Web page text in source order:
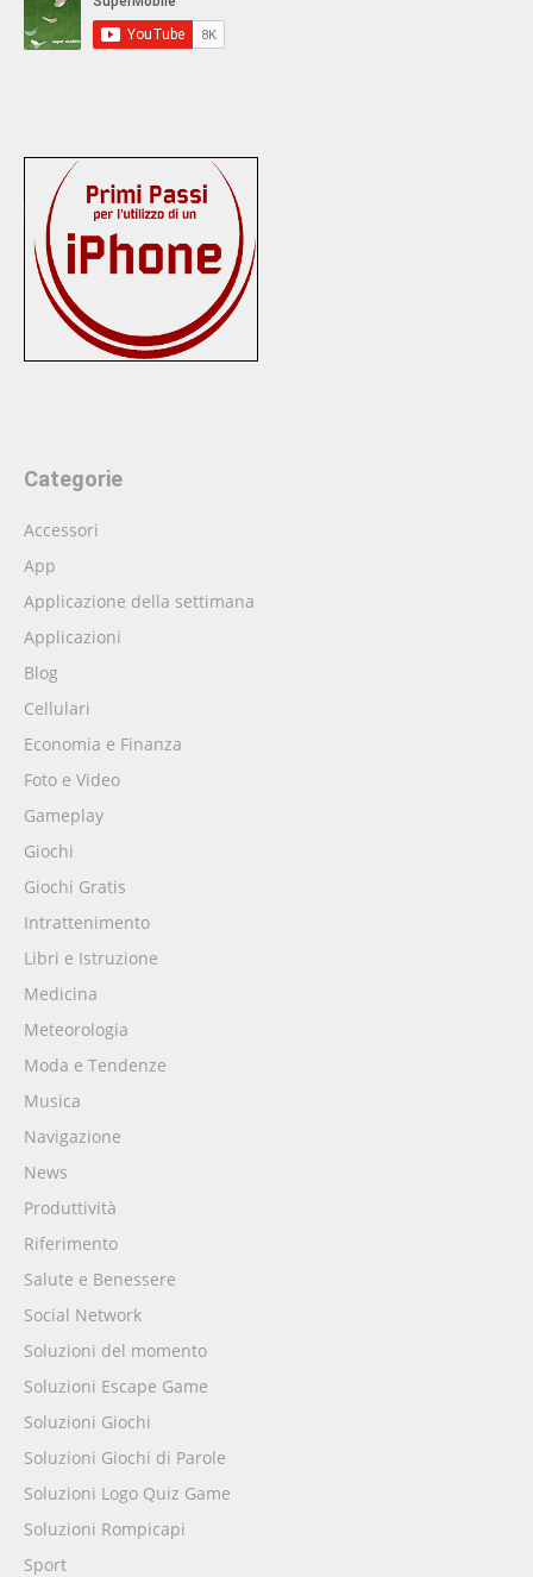
Categorie
Accessori
App
Applicazione della settimana
Applicazioni
Blog
Cellulari
Economia e Finanza
Foto e Video
Gameplay
Giochi
Giochi Gratis
Intrattenimento
Libri e Istruzione
Medicina
Meteorologia
Moda e Tendenze
Musica
Navigazione
News
Produttività
Riferimento
Salute e Benessere
Social Network
Soluzioni del momento
Soluzioni Escape Game
Soluzioni Giochi
Soluzioni Giochi di Parole
Soluzioni Logo Quiz Game
Soluzioni Rompicapi
Sport